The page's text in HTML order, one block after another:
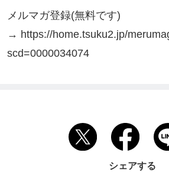
メルマガ登録(無料です)
→ https://home.tsuku2.jp/
scd=0000034074
シェアする